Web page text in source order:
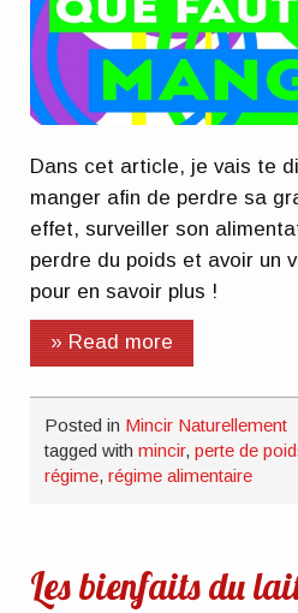
Dans cet article, je vais te
manger afin de perdre sa
effet, surveiller son
perdre du poids et avoir un
pour en savoir plus !
» Read more
Posted in Mincir Naturellement
tagged withmincir,perte de
régime,régime alimentaire
Les bienfaits du